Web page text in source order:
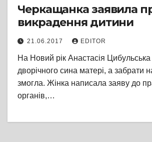
Черкащанка заявила
викрадення дитини
21.06.2017 EDITOR
На Новий рік Анастасія
дворічного сина матері, а забрати
змогла. Жінка написала заяву до
органів,…